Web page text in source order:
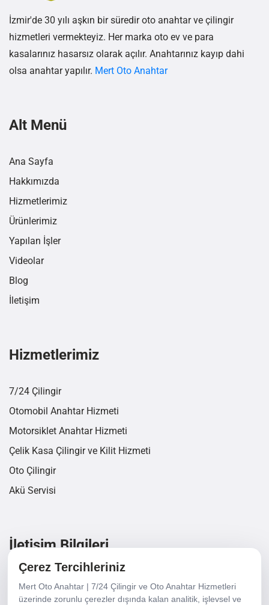
İzmir'de 30 yılı aşkın bir süredir oto anahtar ve çilingir
hizmetleri vermekteyiz. Her marka oto ev ve para
kasalarınız hasarsız olarak açılır. Anahtarınız kayıp dahi
olsa anahtar yapılır. Mert Oto Anahtar
Alt Menü
Ana Sayfa
Hakkımızda
Hizmetlerimiz
Ürünlerimiz
Yapılan İşler
Videolar
Blog
İletişim
Hizmetlerimiz
7/24 Çilingir
Otomobil Anahtar Hizmeti
Motorsiklet Anahtar Hizmeti
Çelik Kasa Çilingir ve Kilit Hizmeti
Oto Çilingir
Akü Servisi
İletişim Bilgileri
6440/3 Sk. No 18/A Yalı Mh. Karşıyaka/İzmir
+90 232 337 21 36
Çerez Tercihleriniz
Mert Oto Anahtar | 7/24 Çilingir ve Oto Anahtar Hizmetleri
üzerinde zorunlu çerezler dışında kalan analitik, işlevsel ve